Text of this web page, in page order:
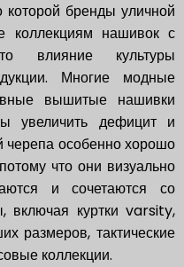
бренды уличной
коллекциям нашивок с
влияние культуры
Многие модные
вышитые нашивки
увеличить дефицит и
особенно хорошо
что они визуально
и сочетаются со
включая куртки varsity,
размеров, тактические
коллекции.